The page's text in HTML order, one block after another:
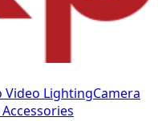
Video LightingCamera
Accessories